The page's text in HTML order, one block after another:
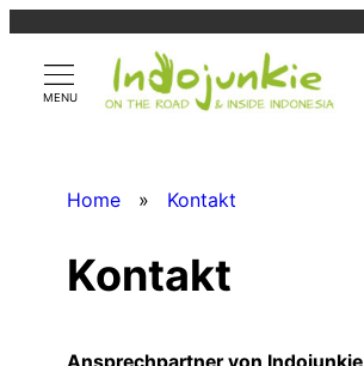
springen
Home » Kontakt
Kontakt